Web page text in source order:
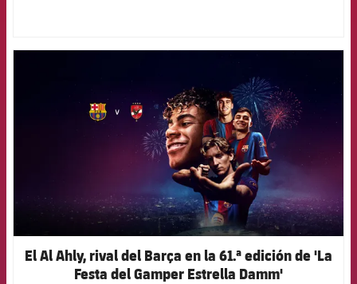
El Al Ahly, rival del Barça en la 61.ª edición de 'La
Festa del Gamper Estrella Damm'